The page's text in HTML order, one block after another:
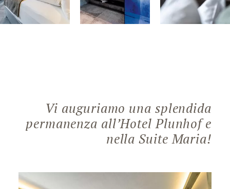
Vi auguriamo una splendida
permanenza all’Hotel Plunhof e
nella Suite Maria!